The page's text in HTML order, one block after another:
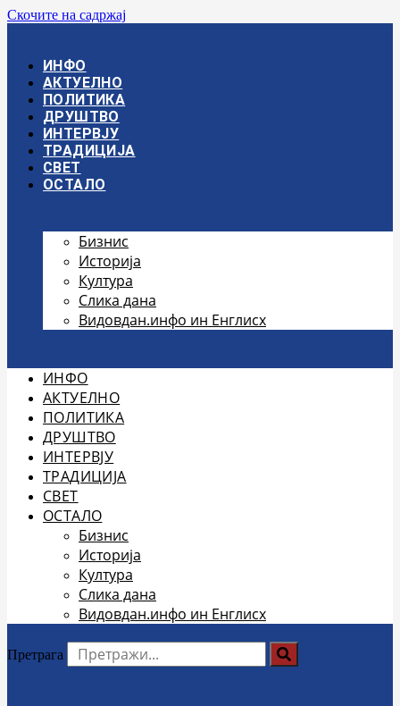
Скочите на садржај
ИНФО
АКТУЕЛНО
ПОЛИТИКА
ДРУШТВО
ИНТЕРВЈУ
ТРАДИЦИЈА
СВЕТ
ОСТАЛО
Бизнис
Историја
Култура
Слика дана
Видовдан.инфо ин Енглисх
ИНФО
АКТУЕЛНО
ПОЛИТИКА
ДРУШТВО
ИНТЕРВЈУ
ТРАДИЦИЈА
СВЕТ
ОСТАЛО
Бизнис
Историја
Култура
Слика дана
Видовдан.инфо ин Енглисх
Претрага